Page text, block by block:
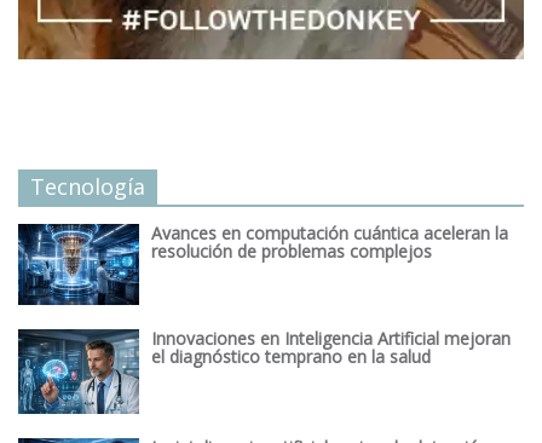
Tecnología
Avances en computación cuántica aceleran la
resolución de problemas complejos
Innovaciones en Inteligencia Artificial mejoran
el diagnóstico temprano en la salud